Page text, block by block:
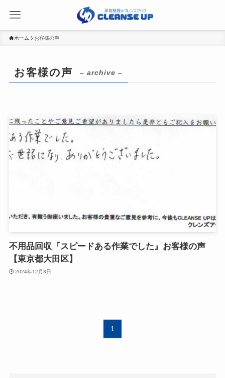
ホーム お客様の声
お客様の声 – archive –
不用品回収『スピードある作業でした』お客様の声
【東京都大田区】
2024年12月3日
1